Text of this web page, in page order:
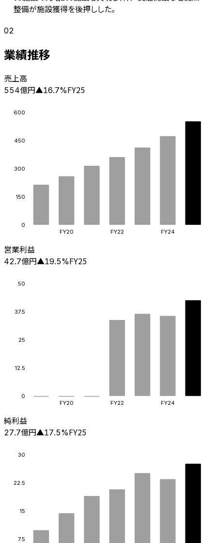
整備が施設獲得を後押しした。
02
業績推移
売上高
554億円▲16.7%FY25
0
150
300
450
600
FY20 FY22 FY24
営業利益
42.7億円▲19.5%FY25
0
12.5
25
37.5
50
FY20 FY22 FY24
純利益
27.7億円▲17.5%FY25
7.5
15
22.5
30